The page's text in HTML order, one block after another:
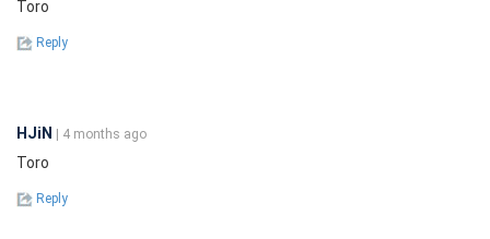
Toro
Reply
HJiN | 4 months ago
Toro
Reply